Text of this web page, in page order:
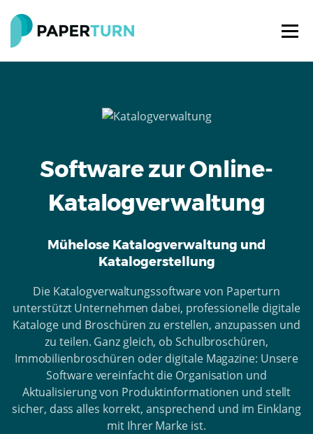
Software zur Online-
Katalogverwaltung
Mühelose Katalogverwaltung und
Katalogerstellung
Die Katalogverwaltungssoftware von Paperturn
unterstützt Unternehmen dabei, professionelle digitale
Kataloge und Broschüren zu erstellen, anzupassen und
zu teilen. Ganz gleich, ob Schulbroschüren,
Immobilienbroschüren oder digitale Magazine: Unsere
Software vereinfacht die Organisation und
Aktualisierung von Produktinformationen und stellt
sicher, dass alles korrekt, ansprechend und im Einklang
mit Ihrer Marke ist.